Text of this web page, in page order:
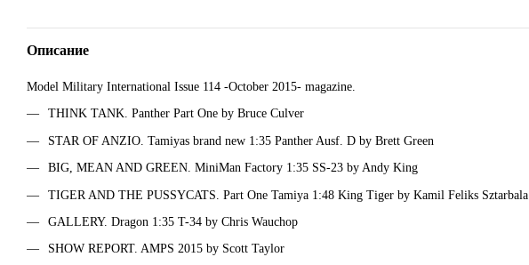
Описание
Model Military International Issue 114 -October 2015- magazine.
THINK TANK. Panther Part One by Bruce Culver
STAR OF ANZIO. Tamiyas brand new 1:35 Panther Ausf. D by Brett Green
BIG, MEAN AND GREEN. MiniMan Factory 1:35 SS-23 by Andy King
TIGER AND THE PUSSYCATS. Part One Tamiya 1:48 King Tiger by Kamil Feliks Sztarbala
GALLERY. Dragon 1:35 T-34 by Chris Wauchop
SHOW REPORT. AMPS 2015 by Scott Taylor